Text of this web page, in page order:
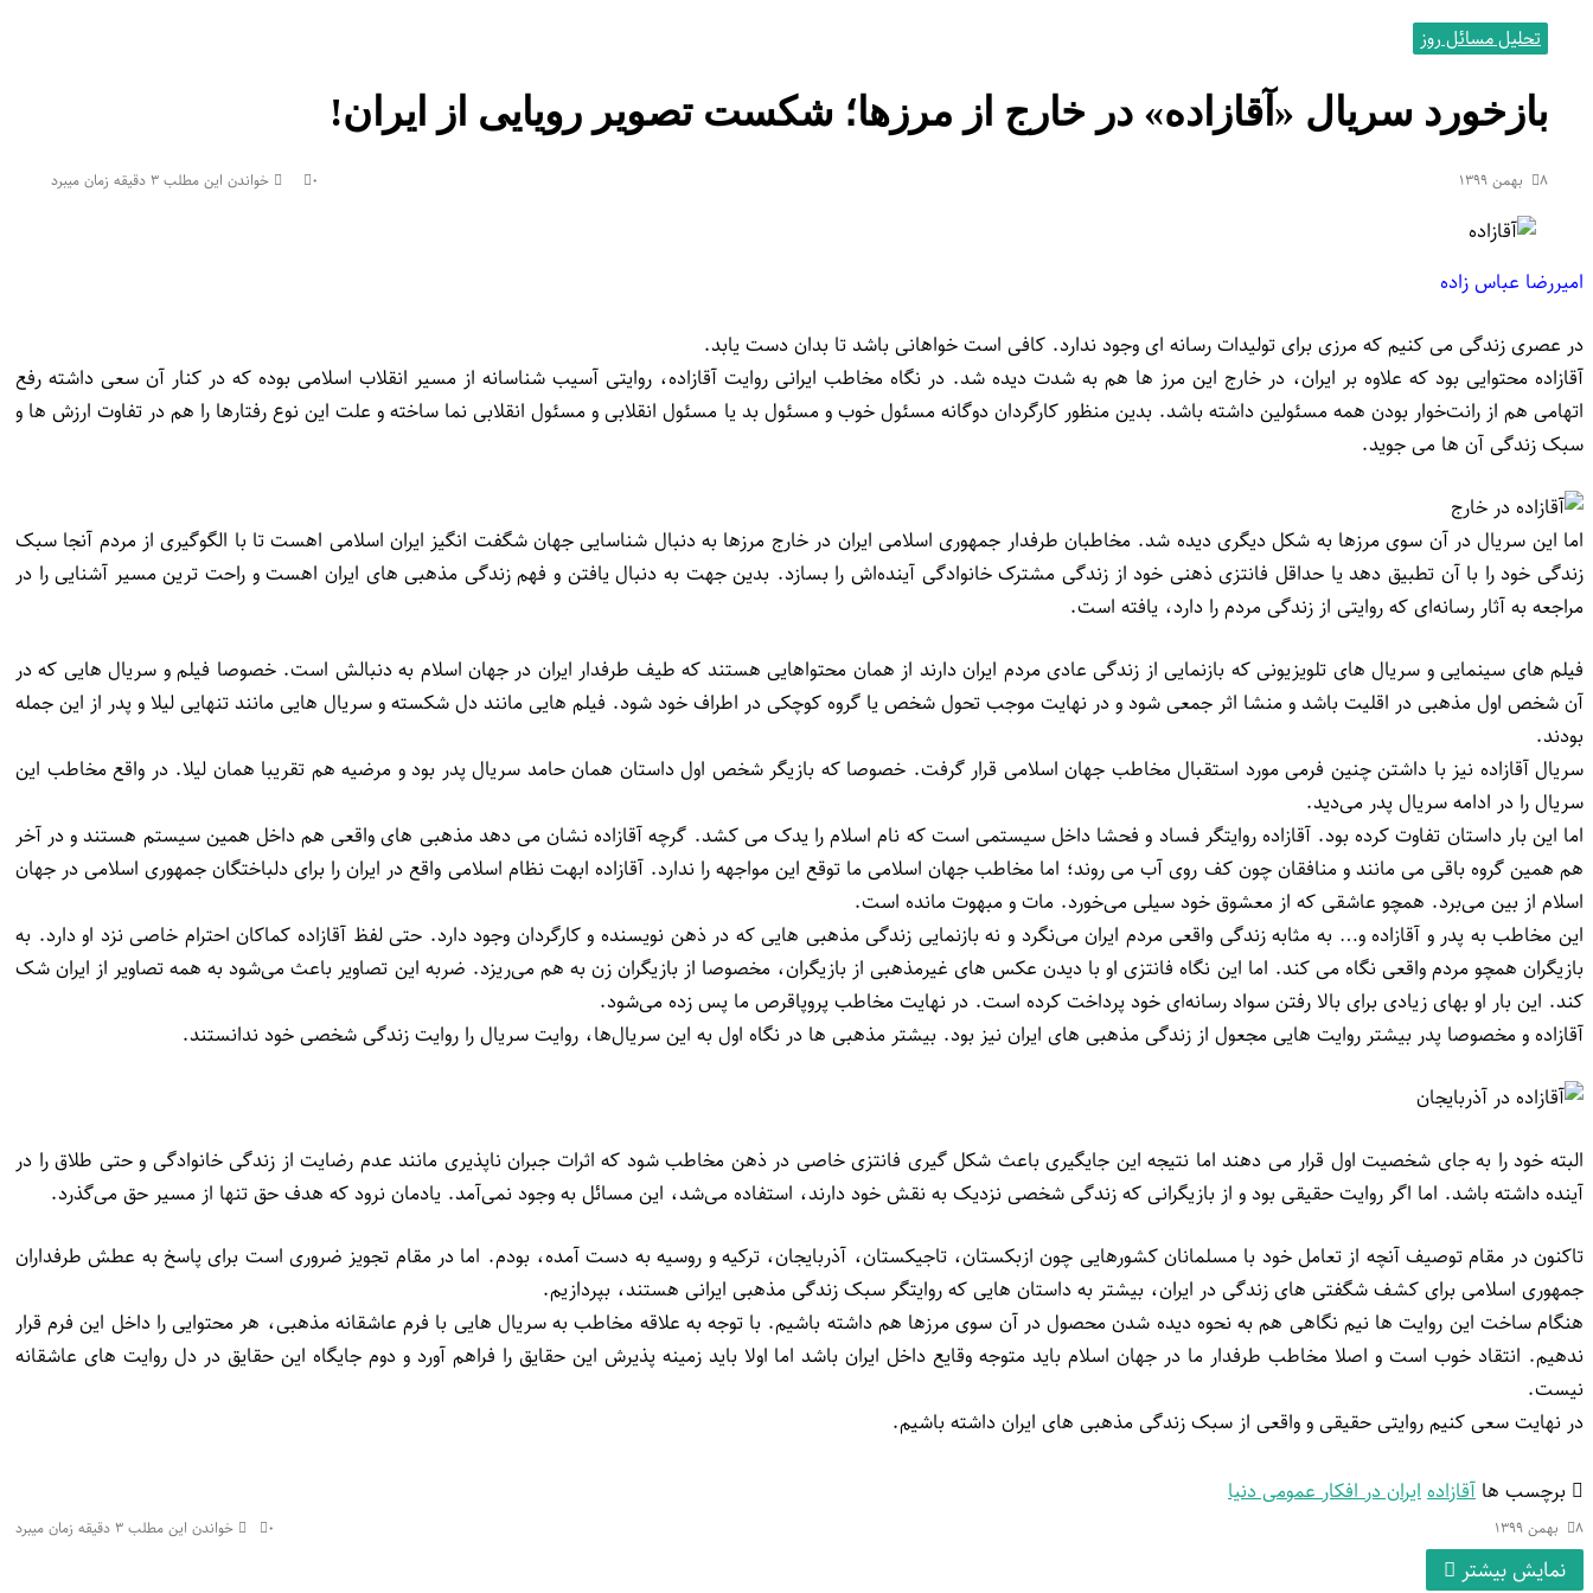
تحلیل مسائل روز
بازخورد سریال «آقازاده» در خارج از مرزها؛ شکست تصویر رویایی از ایران!
۸ بهمن ۱۳۹۹ ۰ خواندن این مطلب ۳ دقیقه زمان میبرد
امیررضا عباس زاده
در عصری زندگی می کنیم که مرزی برای تولیدات رسانه ای وجود ندارد. کافی است خواهانی باشد تا بدان دست یابد.
آقازاده محتوایی بود که علاوه بر ایران، در خارج این مرز ها هم به شدت دیده شد. در نگاه مخاطب ایرانی روایت آقازاده، روایتی آسیب شناسانه از مسیر انقلاب اسلامی بوده که در کنار آن سعی داشته رفع
اتهامی هم از رانت‌خوار بودن همه مسئولین داشته باشد. بدین منظور کارگردان دوگانه مسئول خوب و مسئول بد یا مسئول انقلابی و مسئول انقلابی نما ساخته و علت این نوع رفتارها را هم در تفاوت ارزش ها و
سبک زندگی آن ها می جوید.
اما این سریال در آن سوی مرزها به شکل دیگری دیده شد. مخاطبان طرفدار جمهوری اسلامی ایران در خارج مرزها به دنبال شناسایی جهان شگفت انگیز ایران اسلامی اهست تا با الگوگیری از مردم آنجا سبک
زندگی خود را با آن تطبیق دهد یا حداقل فانتزی ذهنی خود از زندگی مشترک خانوادگی آینده‌اش را بسازد. بدین جهت به دنبال یافتن و فهم زندگی مذهبی های ایران اهست و راحت ترین مسیر آشنایی را در
مراجعه به آثار رسانه‌ای که روایتی از زندگی مردم را دارد، یافته است.
فیلم های سینمایی و سریال های تلویزیونی که بازنمایی از زندگی عادی مردم ایران دارند از همان محتواهایی هستند که طیف طرفدار ایران در جهان اسلام به دنبالش است. خصوصا فیلم و سریال هایی که در
آن شخص اول مذهبی در اقلیت باشد و منشا اثر جمعی شود و در نهایت موجب تحول شخص یا گروه کوچکی در اطراف خود شود. فیلم هایی مانند دل شکسته و سریال هایی مانند تنهایی لیلا و پدر از این جمله
بودند.
سریال آقازاده نیز با داشتن چنین فرمی مورد استقبال مخاطب جهان اسلامی قرار گرفت. خصوصا که بازیگر شخص اول داستان همان حامد سریال پدر بود و مرضیه هم تقریبا همان لیلا. در واقع مخاطب این
سریال را در ادامه سریال پدر می‌دید.
اما این بار داستان تفاوت کرده بود. آقازاده روایتگر فساد و فحشا داخل سیستمی است که نام اسلام را یدک می کشد. گرچه آقازاده نشان می دهد مذهبی های واقعی هم داخل همین سیستم هستند و در آخر
هم همین گروه باقی می مانند و منافقان چون کف روی آب می روند؛ اما مخاطب جهان اسلامی ما توقع این مواجهه را ندارد. آقازاده ابهت نظام اسلامی واقع در ایران را برای دلباختگان جمهوری اسلامی در جهان
اسلام از بین می‌برد. همچو عاشقی که از معشوق خود سیلی می‌خورد. مات و مبهوت مانده است.
این مخاطب به پدر و آقازاده و… به مثابه زندگی واقعی مردم ایران می‌نگرد و نه بازنمایی زندگی مذهبی هایی که در ذهن نویسنده و کارگردان وجود دارد. حتی لفظ آقازاده کماکان احترام خاصی نزد او دارد. به
بازیگران همچو مردم واقعی نگاه می کند. اما این نگاه فانتزی او با دیدن عکس های غیرمذهبی از بازیگران، مخصوصا از بازیگران زن به هم می‌ریزد. ضربه این تصاویر باعث می‌شود به همه تصاویر از ایران شک
کند. این بار او بهای زیادی برای بالا رفتن سواد رسانه‌ای خود پرداخت کرده است. در نهایت مخاطب پروپاقرص ما پس زده می‌شود.
آقازاده و مخصوصا پدر بیشتر روایت هایی مجعول از زندگی مذهبی های ایران نیز بود. بیشتر مذهبی ها در نگاه اول به این سریال‌ها، روایت سریال را روایت زندگی شخصی خود ندانستند.
البته خود را به جای شخصیت اول قرار می دهند اما نتیجه این جایگیری باعث شکل گیری فانتزی خاصی در ذهن مخاطب شود که اثرات جبران ناپذیری مانند عدم رضایت از زندگی خانوادگی و حتی طلاق را در
آینده داشته باشد. اما اگر روایت حقیقی بود و از بازیگرانی که زندگی شخصی نزدیک به نقش خود دارند، استفاده می‌شد، این مسائل به وجود نمی‌آمد. یادمان نرود که هدف حق تنها از مسیر حق می‌گذرد.
تاکنون در مقام توصیف آنچه از تعامل خود با مسلمانان کشورهایی چون ازبکستان، تاجیکستان، آذربایجان، ترکیه و روسیه به دست آمده، بودم. اما در مقام تجویز ضروری است برای پاسخ به عطش طرفداران
جمهوری اسلامی برای کشف شگفتی های زندگی در ایران، بیشتر به داستان هایی که روایتگر سبک زندگی مذهبی ایرانی هستند، بپردازیم.
هنگام ساخت این روایت ها نیم نگاهی هم به نحوه دیده شدن محصول در آن سوی مرزها هم داشته باشیم. با توجه به علاقه مخاطب به سریال هایی با فرم عاشقانه مذهبی، هر محتوایی را داخل این فرم قرار
ندهیم. انتقاد خوب است و اصلا مخاطب طرفدار ما در جهان اسلام باید متوجه وقایع داخل ایران باشد اما اولا باید زمینه پذیرش این حقایق را فراهم آورد و دوم جایگاه این حقایق در دل روایت های عاشقانه
نیست.
در نهایت سعی کنیم روایتی حقیقی و واقعی از سبک زندگی مذهبی های ایران داشته باشیم.
برچسب ها آقازادهایران در افکار عمومی دنیا
۸ بهمن ۱۳۹۹ ۰ خواندن این مطلب ۳ دقیقه زمان میبرد
نمایش بیشتر